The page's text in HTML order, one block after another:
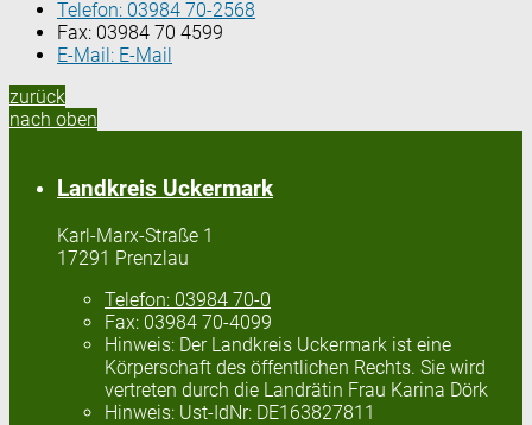
Telefon: 03984 70-2568
Fax: 03984 70 4599
E-Mail: E-Mail
zurück
nach oben
Landkreis Uckermark
Karl-Marx-Straße 1
17291 Prenzlau
Telefon: 03984 70-0
Fax: 03984 70-4099
Hinweis: Der Landkreis Uckermark ist eine
Körperschaft des öffentlichen Rechts. Sie wird
vertreten durch die Landrätin Frau Karina Dörk
Hinweis: Ust-IdNr: DE163827811